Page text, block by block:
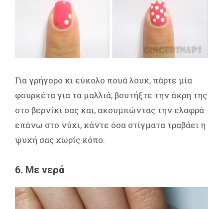
Για γρήγορο κι εύκολο πουά λουκ, πάρτε μία
φουρκέτα για τα μαλλιά, βουτήξτε την άκρη της
στο βερνίκι σας και, ακουμπώντας την ελαφρά
επάνω στο νύχι, κάντε όσα στίγματα τραβάει η
ψυχή σας χωρίς κόπο.
6. Με νερά